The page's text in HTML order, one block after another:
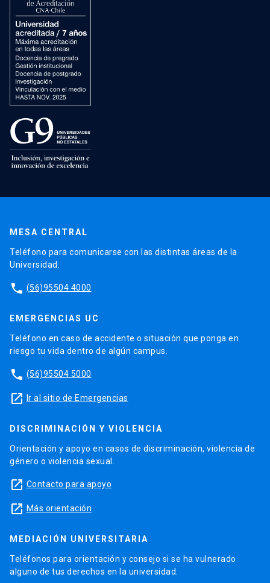
MESA CENTRAL
Teléfono para comunicarse con las distintas áreas de la
Universidad.
phone (56)95504 4000
EMERGENCIAS UC
Teléfono en caso de accidente o situación que ponga en
riesgo tu vida dentro de algún campus.
phone (56)95504 5000
launch Ir al sitio de Emergencias
DISCRIMINACIÓN Y VIOLENCIA
Orientación y apoyo en casos de discriminación, violencia de
género o violencia sexual.
launch Contacto para apoyo
launch Más orientación
MEDIACIÓN UNIVERSITARIA
Teléfonos para orientación y consejo si se ha vulnerado
alguno de tus derechos en la universidad.